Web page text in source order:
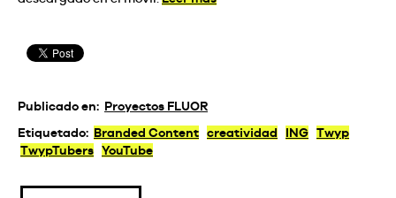
Publicado en: Proyectos FLUOR
Etiquetado: Branded Content creatividad ING Twyp
TwypTubers YouTube